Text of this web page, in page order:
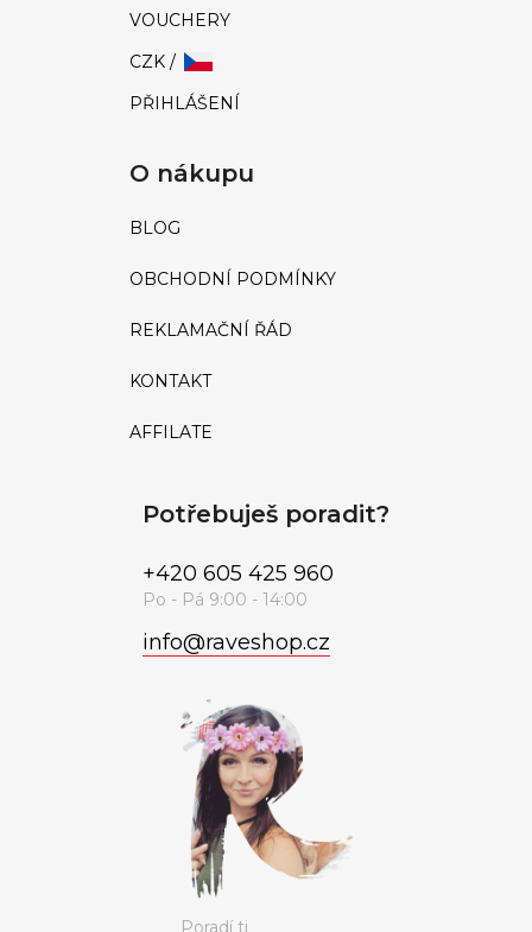
VOUCHERY
CZK /
PŘIHLÁŠENÍ
O nákupu
BLOG
OBCHODNÍ PODMÍNKY
REKLAMAČNÍ ŘÁD
KONTAKT
AFFILATE
Potřebuješ poradit?
info@raveshop.cz
+420 605 425 960
Poradí ti